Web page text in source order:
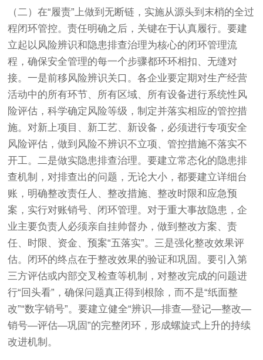
（二）在“履责”上做到无断链，实施从源头到末梢的全过
程闭环管控。责任明确之后，关键在于认真履行。要建
立起以风险辨识和隐患排查治理为核心的闭环管理流
程，确保安全管理的每一个步骤都环环相扣、无缝对
接。一是前移风险辨识关口。各企业要定期对生产经营
活动中的所有环节、所有区域、所有设备进行系统性风
险评估，科学确定风险等级，制定并落实相应的管控措
施。对新上项目、新工艺、新设备，必须进行专项安全
风险评估，做到风险不辨识不立项、管控措施不落实不
开工。二是做实隐患排查治理。要建立常态化的隐患排
查机制，对排查出的问题，无论大小，都要建立详细台
账，明确整改责任人、整改措施、整改时限和应急预
案，实行对账销号、闭环管理。对于重大事故隐患，企
业主要负责人必须亲自挂帅督办，做到整改方案、责
任、时限、资金、预案“五落实”。三是强化整改效果评
估。闭环的终点在于整改效果的验证和巩固。要引入第
三方评估或内部交叉检查等机制，对整改完成的问题进
行“回头看”，确保问题真正得到根除，而不是“纸面整
改”“数字销号”。要建立健全“辨识—排查—登记—整改—
销号—评估—巩固”的完整闭环，形成螺旋式上升的持续
改进机制。